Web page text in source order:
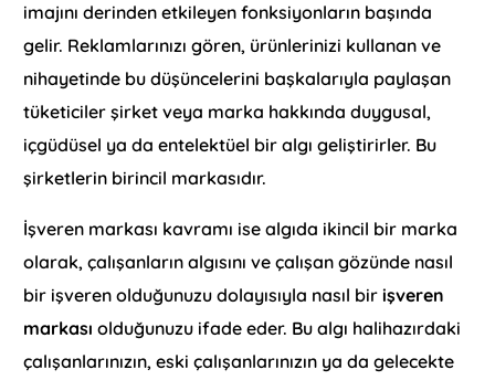
imajını derinden etkileyen fonksiyonların başında
gelir. Reklamlarınızı gören, ürünlerinizi kullanan ve
nihayetinde bu düşüncelerini başkalarıyla paylaşan
tüketiciler şirket veya marka hakkında duygusal,
içgüdüsel ya da entelektüel bir algı geliştirirler. Bu
şirketlerin birincil markasıdır.
İşveren markası kavramı ise algıda ikincil bir marka
olarak, çalışanların algısını ve çalışan gözünde nasıl
bir işveren olduğunuzu dolayısıyla nasıl bir işveren
markası olduğunuzu ifade eder. Bu algı halihazırdaki
çalışanlarınızın, eski çalışanlarınızın ya da gelecekte